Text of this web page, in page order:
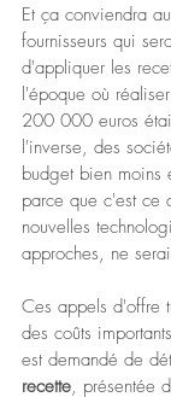
Et ça conviendra
fournisseurs qui
d'appliquer les
l'époque où
200 000 euros
l'inverse, des
budget bien moins
parce que c'est ce
nouvelles
approches, ne
Ces appels d'offre
des coûts
est demandé de
recette, présentée